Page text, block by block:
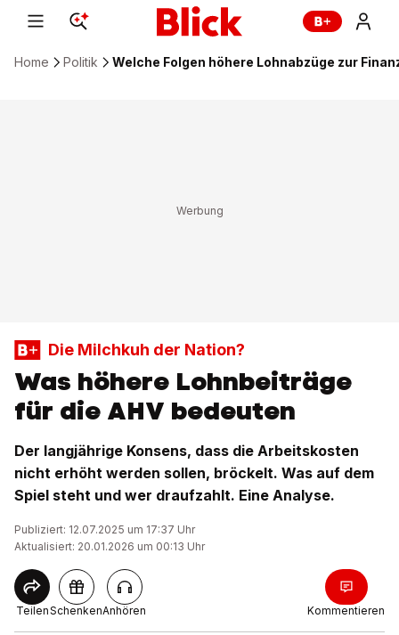
Home Politik Welche Folgen höhere Lohnabzüge zur
Die Milchkuh der Nation?
Was höhere Lohnbeiträge
für die AHV bedeuten
Der langjährige Konsens, dass die Arbeitskosten
nicht erhöht werden sollen, bröckelt. Was auf dem
Spiel steht und wer draufzahlt. Eine Analyse.
Publiziert: 12.07.2025 um 17:37 Uhr
Aktualisiert: 20.01.2026 um 00:13 Uhr
TeilenSchenkenAnhören Kommentieren